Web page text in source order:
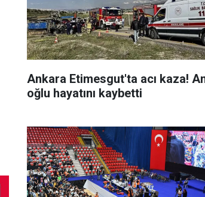
Ankara Etimesgut'ta acı kaza!
oğlu hayatını kaybetti